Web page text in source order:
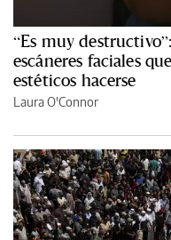
“Es muy
escáneres faciales
estéticos hacerse
Laura O'Connor